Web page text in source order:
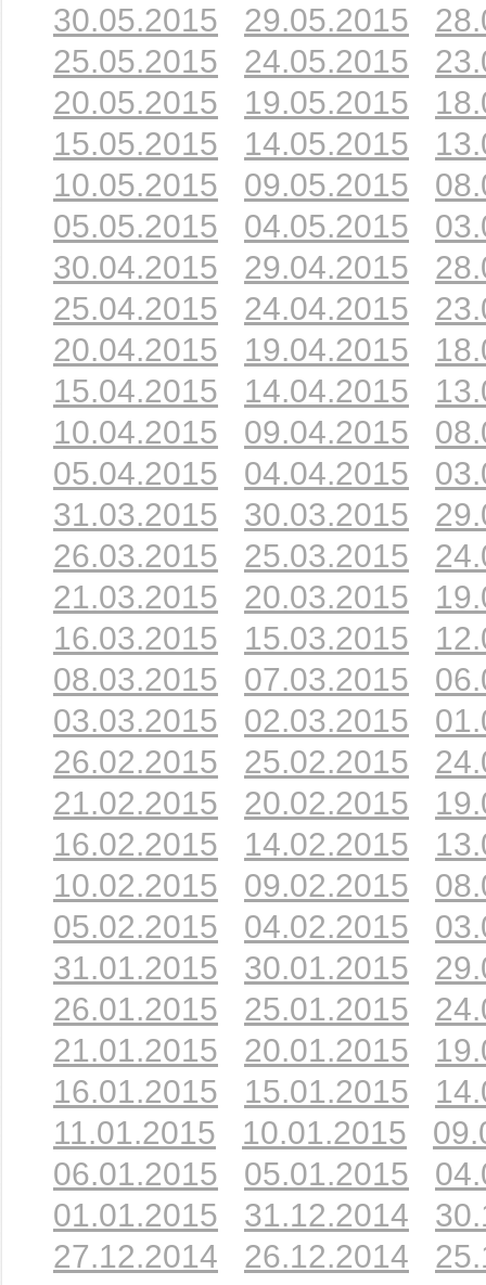
30.05.2015
29.05.2015
25.05.2015
24.05.2015
20.05.2015
19.05.2015
15.05.2015
14.05.2015
10.05.2015
09.05.2015
05.05.2015
04.05.2015
30.04.2015
29.04.2015
25.04.2015
24.04.2015
20.04.2015
19.04.2015
15.04.2015
14.04.2015
10.04.2015
09.04.2015
05.04.2015
04.04.2015
31.03.2015
30.03.2015
26.03.2015
25.03.2015
21.03.2015
20.03.2015
16.03.2015
15.03.2015
08.03.2015
07.03.2015
03.03.2015
02.03.2015
26.02.2015
25.02.2015
21.02.2015
20.02.2015
16.02.2015
14.02.2015
10.02.2015
09.02.2015
05.02.2015
04.02.2015
31.01.2015
30.01.2015
26.01.2015
25.01.2015
21.01.2015
20.01.2015
16.01.2015
15.01.2015
11.01.2015
10.01.2015
06.01.2015
05.01.2015
01.01.2015
31.12.2014
27.12.2014
26.12.2014